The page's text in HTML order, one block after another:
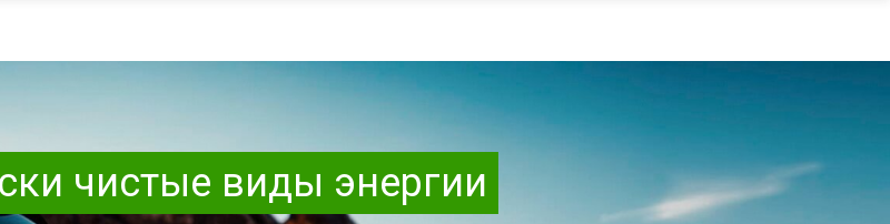
чистые виды энергии